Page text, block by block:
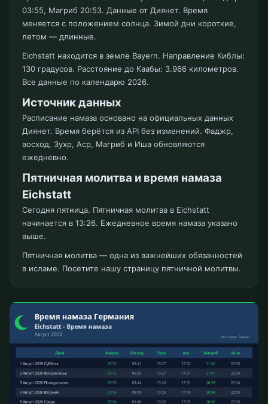
03:55, Магриб 20:53. Данные от Диянет. Время
меняется с положением солнца. Зимой дни короткие,
летом — длинные.
Eichstatt находится в земле Bayern. Направление Киблы:
130 градусов. Расстояние до Каабы: 3.966 километров.
Все данные по календарю 2026.
Источник данных
Расписание намаза основано на официальных данных
Диянет. Время берётся из API без изменений. Фаджр,
восход, Зухр, Аср, Магриб и Иша обновляются
ежедневно.
Пятничная молитва и время намаза
Eichstatt
Сегодня пятница. Пятничная молитва в Eichstatt
начинается в 13:26. Ежедневное время намаза указано
выше.
Пятничная молитва — одна из важнейших обязанностей
в исламе. Посетите нашу страницу пятничной молитвы.